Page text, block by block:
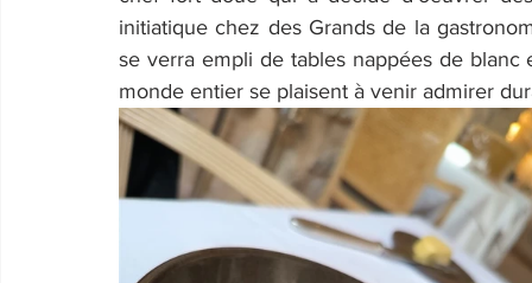
initiatique chez des Grands de la
se verra empli de tables nappées de
monde entier se plaisent à venir admirer